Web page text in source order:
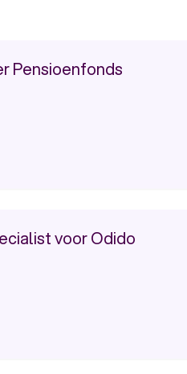
Pensioenfonds
voor Odido